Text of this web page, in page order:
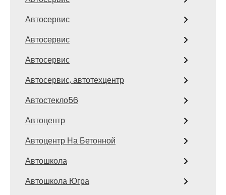
Автосервис
Автосервис
Автосервис
Автосервис, автотехцентр
Автостекло56
Автоцентр
Автоцентр На Бетонной
Автошкола
Автошкола Югра